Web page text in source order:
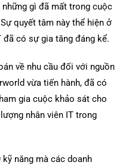
gì đã mất trong cuộc
quyết tâm này thể hiện ở
đã có sự gia tăng đáng kể.
về nhu cầu đối với nguồn
vừa tiến hành, đã có
gia cuộc khảo sát cho
nhân viên IT trong
năng mà các doanh